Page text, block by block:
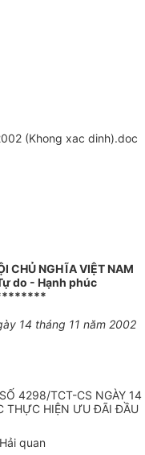
(Khong xac dinh).doc
CHỦ NGHĨA VIỆT NAM
do - Hạnh phúc
14 tháng 11 năm 2002
4298/TCT-CS NGÀY 14
THỰC HIỆN ƯU ĐÃI ĐẦU
quan